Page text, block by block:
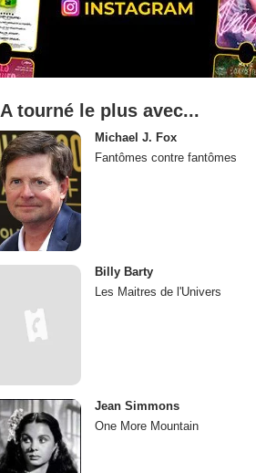
A tourné le plus avec...
Michael J. Fox
Fantômes contre fantômes
Billy Barty
Les Maitres de l'Univers
Jean Simmons
One More Mountain